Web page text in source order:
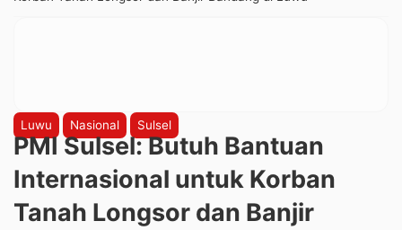
Luwu Nasional Sulsel
PMI Sulsel: Butuh Bantuan
Internasional untuk Korban
Tanah Longsor dan Banjir